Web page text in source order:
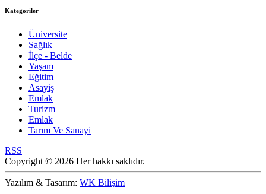
Kategoriler
Üniversite
Sağlık
İlçe - Belde
Yaşam
Eğitim
Asayiş
Emlak
Turizm
Emlak
Tarım Ve Sanayi
RSS
Copyright © 2026 Her hakkı saklıdır.
Yazılım & Tasarım: WK Bilişim